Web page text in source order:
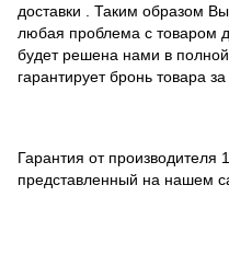
доставки . Таким образом
любая проблема с товаром
будет решена нами в
гарантирует бронь товара
Гарантия от производителя
представленный на нашем